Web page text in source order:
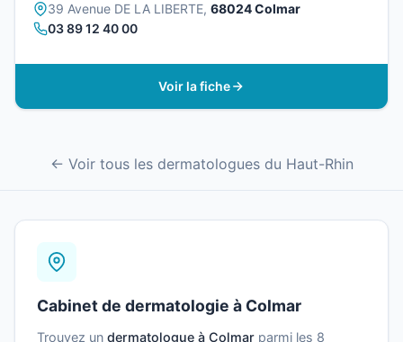
39 Avenue DE LA LIBERTE, 68024 Colmar
03 89 12 40 00
Voir la fiche
← Voir tous les dermatologues du Haut-Rhin
Cabinet de dermatologie à Colmar
Trouvez un dermatologue à Colmar parmi les 8